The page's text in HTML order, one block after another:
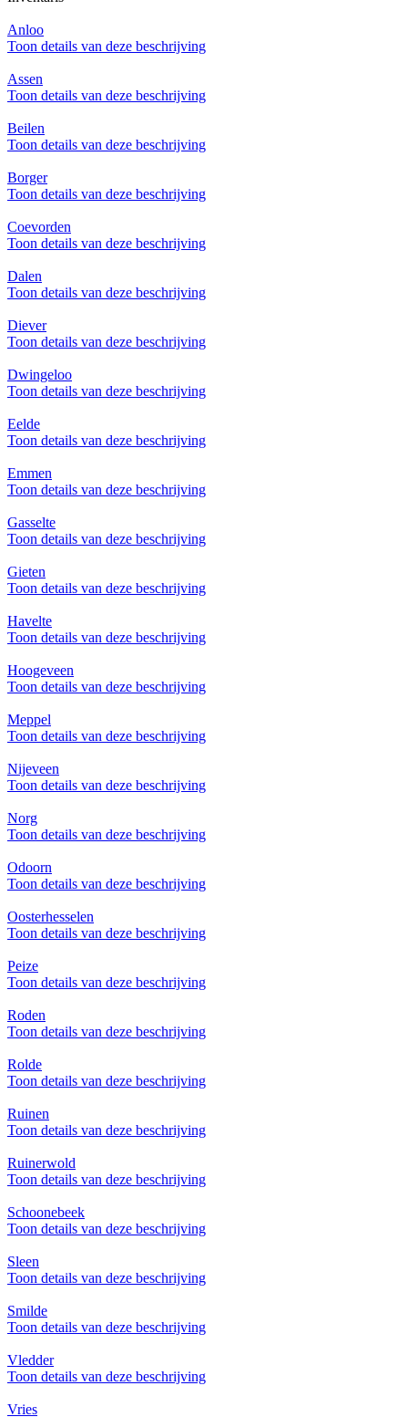
Anloo
Toon details van deze beschrijving
Assen
Toon details van deze beschrijving
Beilen
Toon details van deze beschrijving
Borger
Toon details van deze beschrijving
Coevorden
Toon details van deze beschrijving
Dalen
Toon details van deze beschrijving
Diever
Toon details van deze beschrijving
Dwingeloo
Toon details van deze beschrijving
Eelde
Toon details van deze beschrijving
Emmen
Toon details van deze beschrijving
Gasselte
Toon details van deze beschrijving
Gieten
Toon details van deze beschrijving
Havelte
Toon details van deze beschrijving
Hoogeveen
Toon details van deze beschrijving
Meppel
Toon details van deze beschrijving
Nijeveen
Toon details van deze beschrijving
Norg
Toon details van deze beschrijving
Odoorn
Toon details van deze beschrijving
Oosterhesselen
Toon details van deze beschrijving
Peize
Toon details van deze beschrijving
Roden
Toon details van deze beschrijving
Rolde
Toon details van deze beschrijving
Ruinen
Toon details van deze beschrijving
Ruinerwold
Toon details van deze beschrijving
Schoonebeek
Toon details van deze beschrijving
Sleen
Toon details van deze beschrijving
Smilde
Toon details van deze beschrijving
Vledder
Toon details van deze beschrijving
Vries